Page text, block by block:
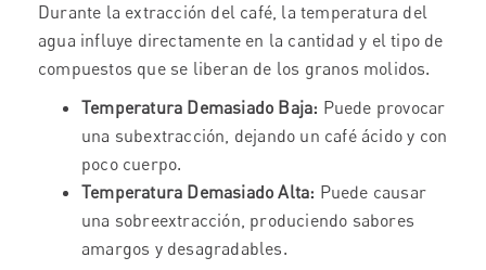
Durante la extracción del café, la temperatura del
agua influye directamente en la cantidad y el tipo de
compuestos que se liberan de los granos molidos.
Temperatura Demasiado Baja: Puede provocar
una subextracción, dejando un café ácido y con
poco cuerpo.
Temperatura Demasiado Alta: Puede causar
una sobreextracción, produciendo sabores
amargos y desagradables.